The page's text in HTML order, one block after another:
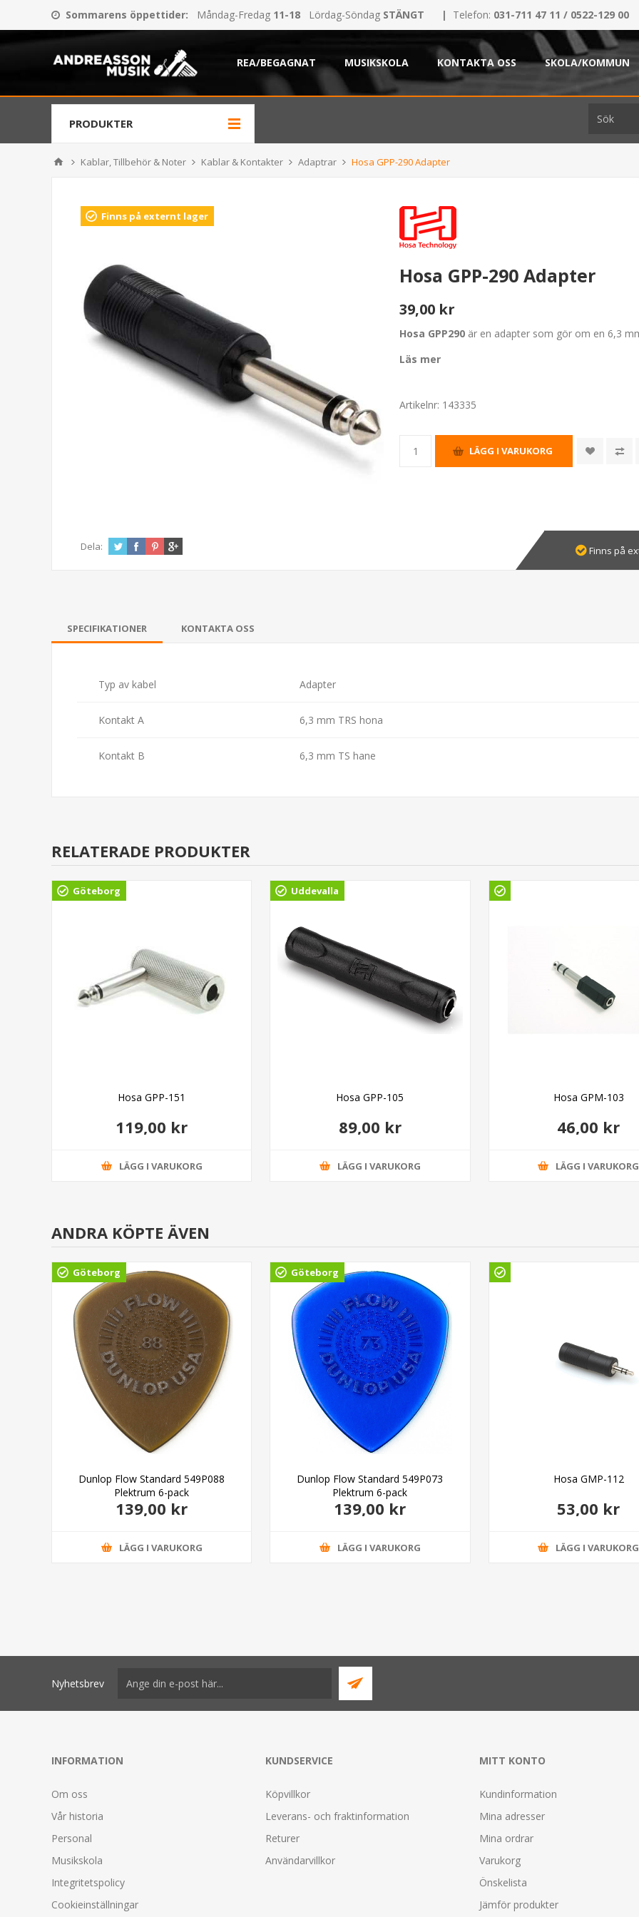
Sommarens öppettider: Måndag-Fredag 11-18 Lördag-Söndag STÄNGT | Telefon: 031-711 47 11 / 0522-129 00
REA/BEGAGNAT MUSIKSKOLA KONTAKTA OSS SKOLA/KOMMUN
PRODUKTER
Kablar, Tillbehör & Noter Kablar & Kontakter Adaptrar Hosa GPP-290 Adapter
Finns på externt lager
Hosa GPP-290 Adapter
39,00 kr
Hosa GPP290 är en adapter som gör om en 6,3
Läs mer
Artikelnr: 143335
Dela: Finns på
SPECIFIKATIONER KONTAKTA OSS
Typ av kabel Adapter
Kontakt A 6,3 mm TRS hona
Kontakt B 6,3 mm TS hane
RELATERADE PRODUKTER
Göteborg
Hosa GPP-151
119,00 kr
LÄGG I VARUKORG
Uddevalla
Hosa GPP-105
89,00 kr
LÄGG I VARUKORG
Hosa GPM-103
46,00 kr
LÄGG I VARUKORG
ANDRA KÖPTE ÄVEN
Göteborg
Dunlop Flow Standard 549P088
Plektrum 6-pack
139,00 kr
LÄGG I VARUKORG
Göteborg
Dunlop Flow Standard 549P073
Plektrum 6-pack
139,00 kr
LÄGG I VARUKORG
Hosa GMP-112
53,00 kr
LÄGG I VARUKORG
Nyhetsbrev
INFORMATION
Om oss
Vår historia
Personal
Musikskola
Integritetspolicy
Cookieinställningar
KUNDSERVICE
Köpvillkor
Leverans- och fraktinformation
Returer
Användarvillkor
MITT KONTO
Kundinformation
Mina adresser
Mina ordrar
Varukorg
Önskelista
Jämför produkter